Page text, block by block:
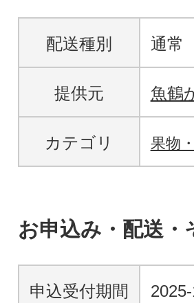
配送種別 通常
提供元 魚鶴
カテゴリ 果物
お申込み・配送・
申込受付期間